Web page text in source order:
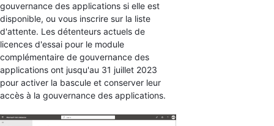
gouvernance des applications si elle est
disponible, ou vous inscrire sur la liste
d'attente. Les détenteurs actuels de
licences d'essai pour le module
complémentaire de gouvernance des
applications ont jusqu'au 31 juillet 2023
pour activer la bascule et conserver leur
accès à la gouvernance des applications.